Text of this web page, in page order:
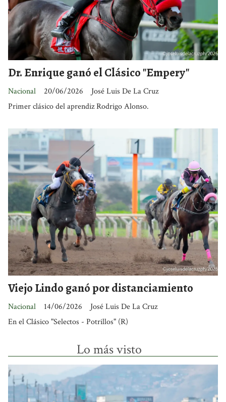
Dr. Enrique ganó el Clásico "Empery"
José Luis De La Cruz
Nacional
20/06/2026
Primer clásico del aprendiz Rodrigo Alonso.
Viejo Lindo ganó por distanciamiento
José Luis De La Cruz
Nacional
14/06/2026
En el Clásico "Selectos - Potrillos" (R)
Lo más visto